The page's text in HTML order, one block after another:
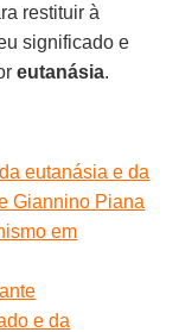
restituir à
significado e
eutanásia.
eutanásia e da
Giannino Piana
em
e da